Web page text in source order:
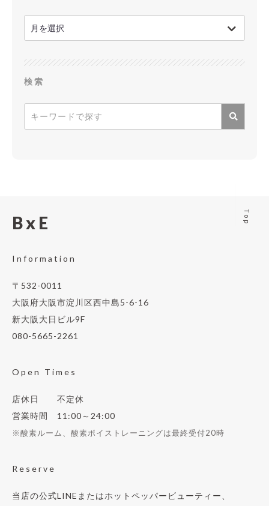
検索
Top
BxE
Information
〒532-0011
大阪府大阪市淀川区西中島5-6-16
新大阪大日ビル9F
080-5665-2261
Open Times
店休日 不定休
営業時間 11:00～24:00
※酸素ルーム、酸素ボイストレーニングは最終受付20時
Reserve
当店の公式LINEまたはホットペッパービューティー、